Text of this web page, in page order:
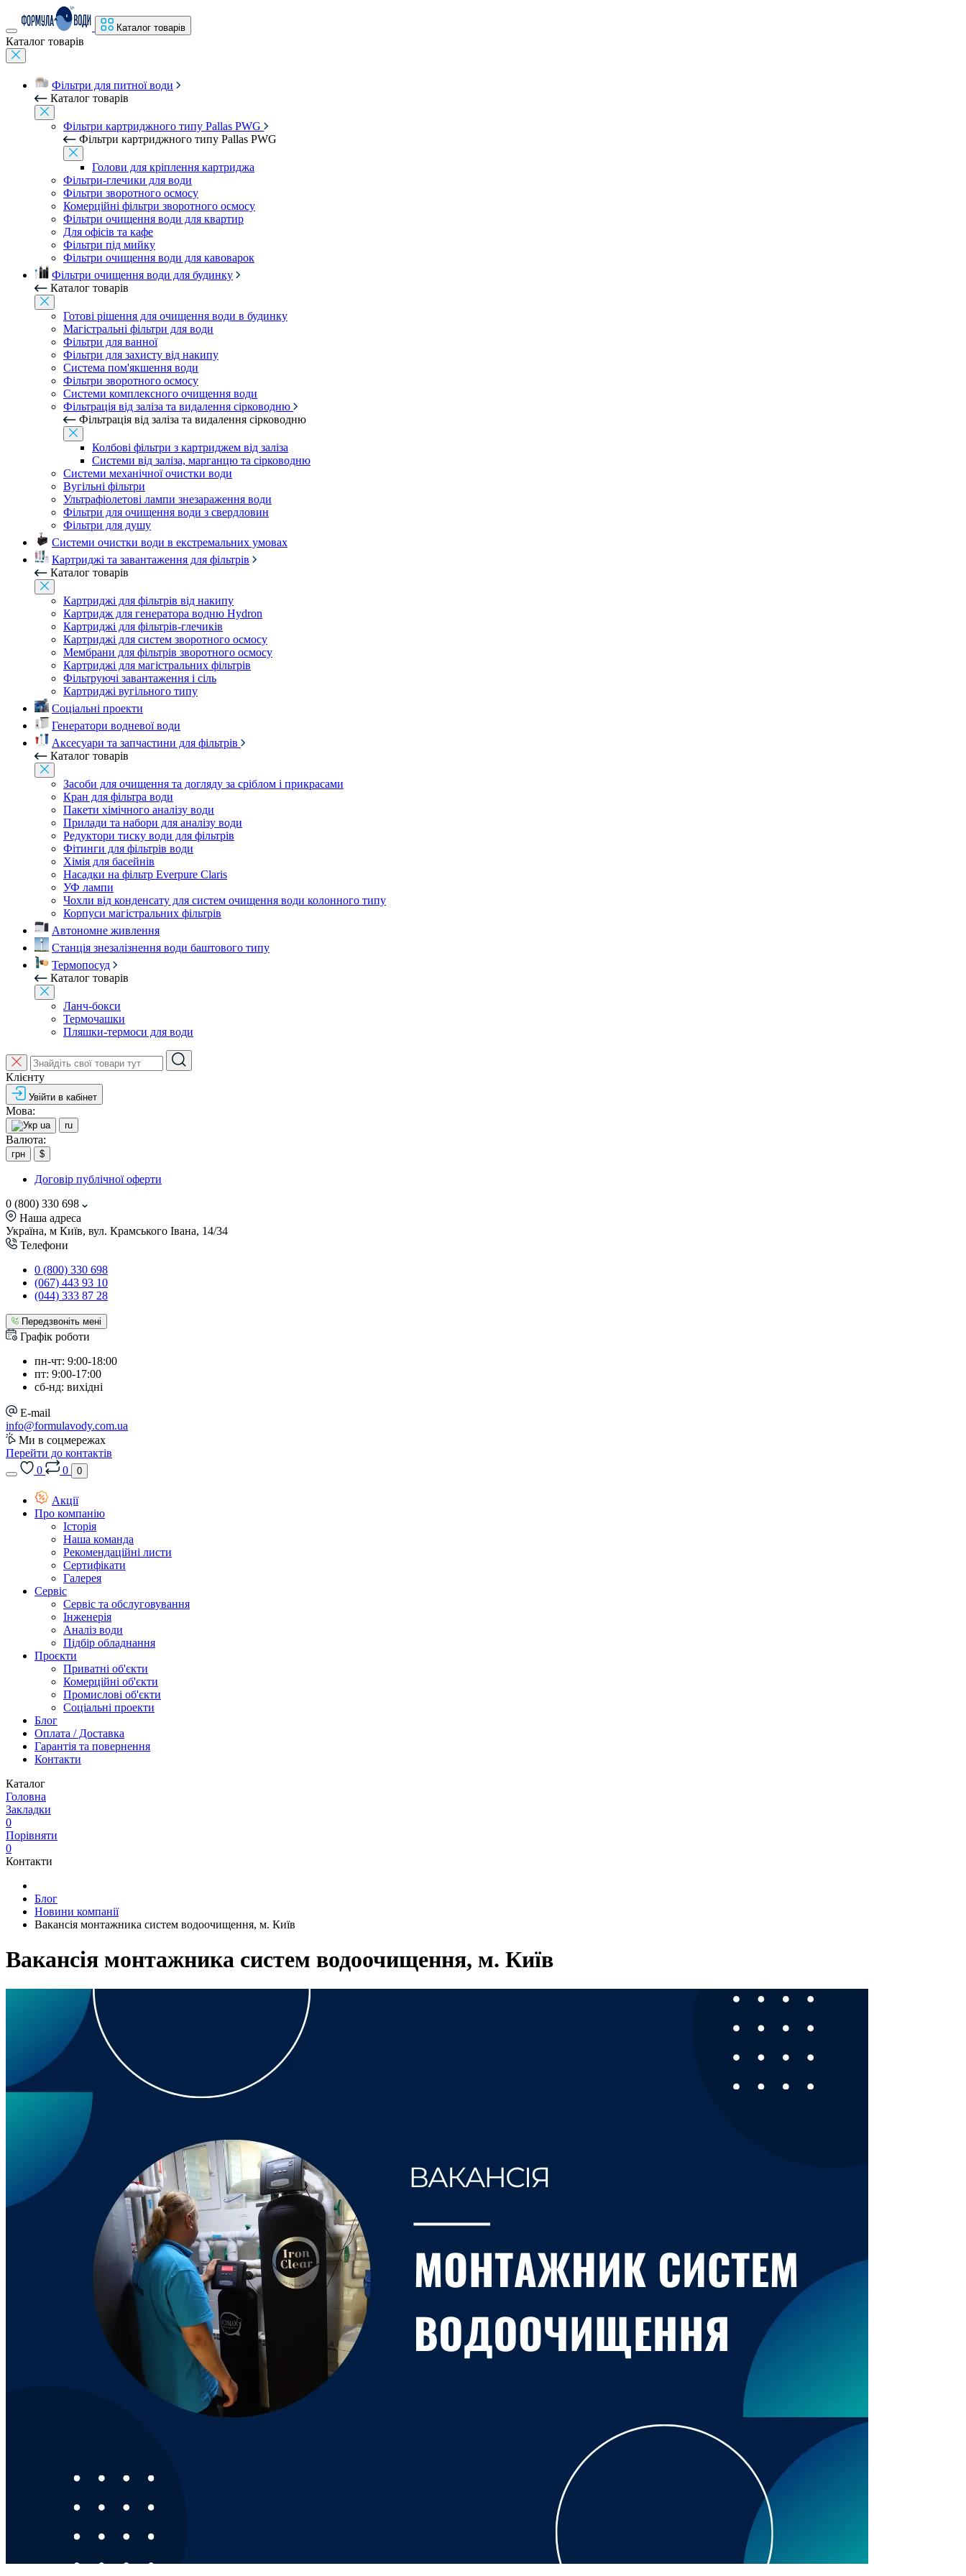
Каталог товарів
Каталог товарів
Фільтри для питної води
Каталог товарів
Фільтри картриджного типу Pallas PWG
Фільтри картриджного типу Pallas PWG
Голови для кріплення картриджа
Фільтри-глечики для води
Фільтри зворотного осмосу
Комерційні фільтри зворотного осмосу
Фільтри очищення води для квартир
Для офісів та кафе
Фільтри під мийку
Фільтри очищення води для кавоварок
Фільтри очищення води для будинку
Каталог товарів
Готові рішення для очищення води в будинку
Магістральні фільтри для води
Фільтри для ванної
Фільтри для захисту від накипу
Система пом'якшення води
Фільтри зворотного осмосу
Системи комплексного очищення води
Фільтрація від заліза та видалення сірководню
Фільтрація від заліза та видалення сірководню
Колбові фільтри з картриджем від заліза
Системи від заліза, марганцю та сірководню
Системи механічної очистки води
Вугільні фільтри
Ультрафіолетові лампи знезараження води
Фільтри для очищення води з свердловин
Фільтри для душу
Системи очистки води в екстремальних умовах
Картриджі та завантаження для фільтрів
Каталог товарів
Картриджі для фільтрів від накипу
Картридж для генератора водню Hydron
Картриджі для фільтрів-глечиків
Картриджі для систем зворотного осмосу
Мембрани для фільтрів зворотного осмосу
Картриджі для магістральних фільтрів
Фільтруючі завантаження і сіль
Картриджі вугільного типу
Соціальні проекти
Генератори водневої води
Аксесуари та запчастини для фільтрів
Каталог товарів
Засоби для очищення та догляду за сріблом і прикрасами
Кран для фільтра води
Пакети хімічного аналізу води
Прилади та набори для аналізу води
Редуктори тиску води для фільтрів
Фітинги для фільтрів води
Хімія для басейнів
Насадки на фільтр Everpure Claris
УФ лампи
Чохли від конденсату для систем очищення води колонного типу
Корпуси магістральних фільтрів
Автономне живлення
Станція знезалізнення води баштового типу
Термопосуд
Каталог товарів
Ланч-бокси
Термочашки
Пляшки-термоси для води
Клієнту
Увійти в кабінет
Мова:
ua ru
Валюта:
грн $
Договір публічної оферти
0 (800) 330 698
Наша адреса
Україна, м Київ, вул. Крамського Івана, 14/34
Телефони
0 (800) 330 698
(067) 443 93 10
(044) 333 87 28
Передзвоніть мені
Графік роботи
пн-чт: 9:00-18:00
пт: 9:00-17:00
сб-нд: вихідні
E-mail
info@formulavody.com.ua
Ми в соцмережах
Перейти до контактів
0
0 0
Акції
Про компанію
Історія
Наша команда
Рекомендаційні листи
Сертифікати
Галерея
Сервіс
Сервіс та обслуговування
Інженерія
Аналіз води
Підбір обладнання
Проєкти
Приватні об'єкти
Комерційні об'єкти
Промислові об'єкти
Соціальні проекти
Блог
Оплата / Доставка
Гарантія та повернення
Контакти
Каталог
Головна
Закладки
0
Порівняти
0
Контакти
Блог
Новини компанії
Вакансія монтажника систем водоочищення, м. Київ
Вакансія монтажника систем водоочищення, м. Київ